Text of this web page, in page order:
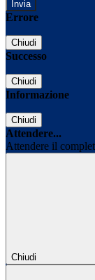
Errore
Chiudi
Successo
Chiudi
Informazione
Chiudi
Attendere...
Attendere il
Chiudi